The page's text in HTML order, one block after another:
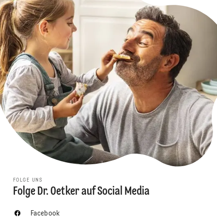
FOLGE UNS
Folge Dr. Oetker auf Social Media
Facebook